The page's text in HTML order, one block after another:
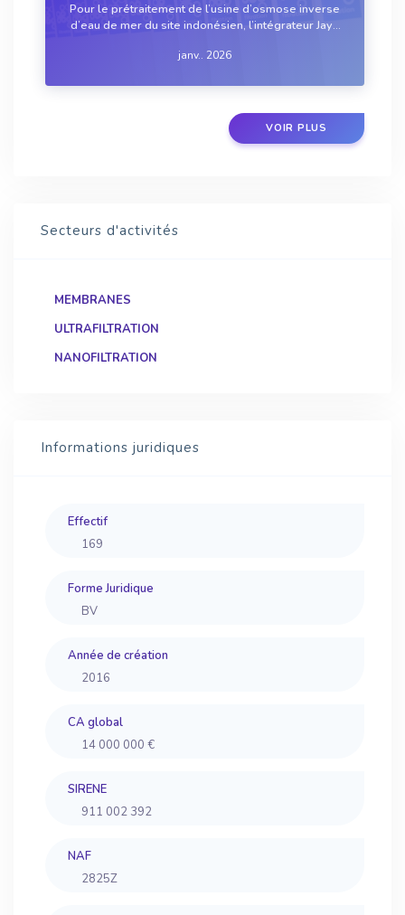
Pour le prétraitement de l’usine d’osmose inverse
d’eau de mer du site indonésien, l’intégrateur Jaya
filtration (UF) du Néerlandais.
janv.. 2026
VOIR PLUS
Secteurs d'activités
MEMBRANES
ULTRAFILTRATION
NANOFILTRATION
Informations juridiques
Effectif
169
Forme Juridique
BV
Année de création
2016
CA global
14 000 000 €
SIRENE
911 002 392
NAF
2825Z